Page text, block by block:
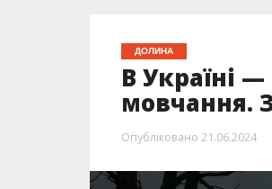
ДОЛИНА
В Україні
мовчання.
Опубліковано 21.06.2024